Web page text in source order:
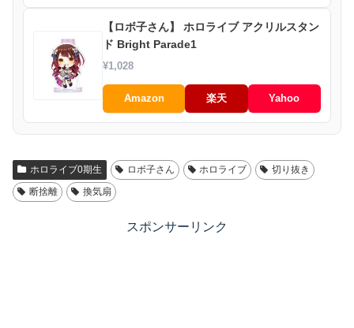
【ロボ子さん】 ホロライブ アクリルスタン
ド Bright Parade1
¥1,028
Amazon 楽天 Yahoo
ホロライブ0期生 ロボ子さん ホロライブ
切り抜き
断捨離
換気扇
スポンサーリンク